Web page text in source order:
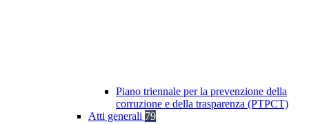
Piano triennale per la prevenzione della
corruzione e della trasparenza (PTPCT)
Atti generali 79